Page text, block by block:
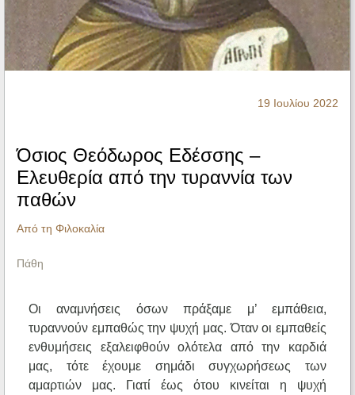
Ηχητικά
19 Ιουλίου 2022
Όσιος Θεόδωρος Εδέσσης –
Ελευθερία από την τυραννία των
παθών
Από τη Φιλοκαλία
Πάθη
Οι αναμνήσεις όσων πράξαμε μ’ εμπάθεια,
τυραννούν εμπαθώς την ψυχή μας. Όταν οι εμπαθείς
ενθυμήσεις εξαλειφθούν ολότελα από την καρδιά
μας, τότε έχουμε σημάδι συγχωρήσεως των
αμαρτιών μας. Γιατί έως ότου κινείται η ψυχή